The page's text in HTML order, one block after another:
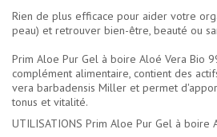
Rien de plus efficace pour aider votre
peau) et retrouver bien-être, beauté ou
Prim Aloe Pur Gel à boire Aloé Vera Bio
complément alimentaire, contient des
vera barbadensis Miller et permet
tonus et vitalité.
UTILISATIONS Prim Aloe Pur Gel à boire